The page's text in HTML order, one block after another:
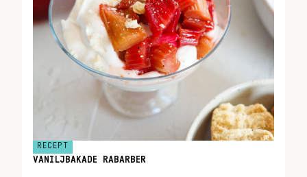
RECEPT
VANILJBAKADE RABARBER